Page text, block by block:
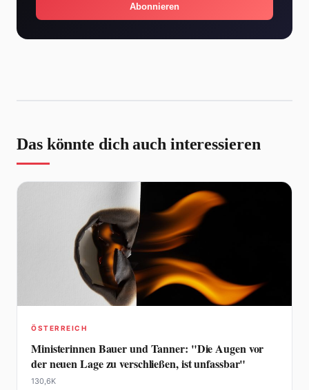
Abonnieren
Das könnte dich auch interessieren
ÖSTERREICH
Ministerinnen Bauer und Tanner: "Die Augen vor
der neuen Lage zu verschließen, ist unfassbar"
130,6K